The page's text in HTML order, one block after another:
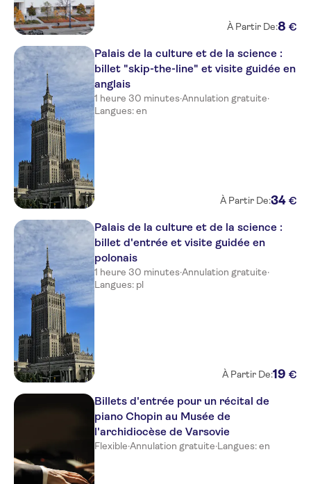
À Partir De:8 €
Palais de la culture et de la science :
billet "skip-the-line" et visite guidée en
anglais
1 heure 30 minutes·Annulation gratuite·
Langues: en
À Partir De:34 €
Palais de la culture et de la science :
billet d'entrée et visite guidée en
polonais
1 heure 30 minutes·Annulation gratuite·
Langues: pl
À Partir De:19 €
Billets d'entrée pour un récital de
piano Chopin au Musée de
l'archidiocèse de Varsovie
Flexible·Annulation gratuite·Langues: en